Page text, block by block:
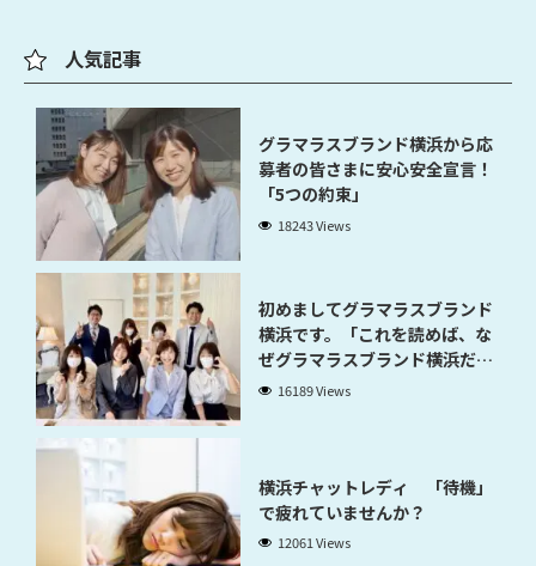
人気記事
グラマラスブランド横浜から応
募者の皆さまに安心安全宣言！
「5つの約束」
18243 Views
初めましてグラマラスブランド
横浜です。「これを読めば、な
ぜグラマラスブランド横浜だと
稼げるのかが分かります」
16189 Views
横浜チャットレディ 「待機」
で疲れていませんか？
12061 Views